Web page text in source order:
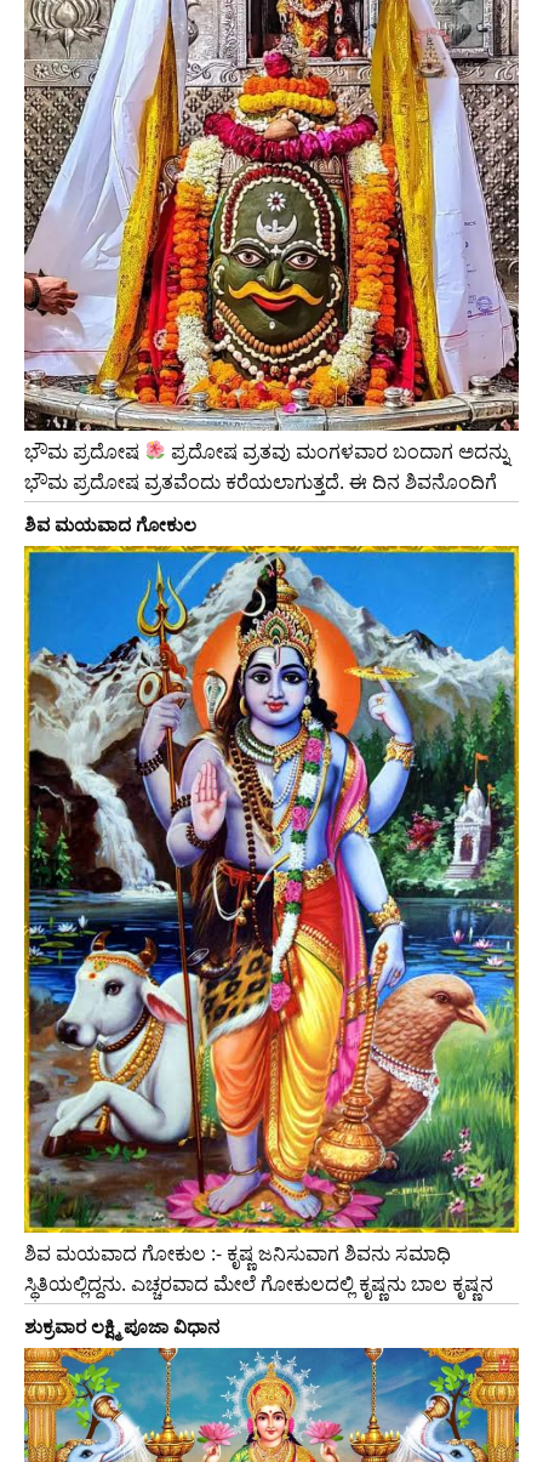
ಭೌಮ ಪ್ರದೋಷ
ಪ್ರದೋಷ ವ್ರತವು ಮಂಗಳವಾರ ಬಂದಾಗ ಅದನ್ನು
ಭೌಮ ಪ್ರದೋಷ ವ್ರತವೆಂದು ಕರೆಯಲಾಗುತ್ತದೆ. ಈ ದಿನ ಶಿವನೊಂದಿಗೆ
ಶಿವ ಮಯವಾದ ಗೋಕುಲ
ಶಿವ ಮಯವಾದ ಗೋಕುಲ :- ಕೃಷ್ಣ ಜನಿಸುವಾಗ ಶಿವನು ಸಮಾಧಿ
ಸ್ಥಿತಿಯಲ್ಲಿದ್ದನು. ಎಚ್ಚರವಾದ ಮೇಲೆ ಗೋಕುಲದಲ್ಲಿ ಕೃಷ್ಣನು ಬಾಲ ಕೃಷ್ಣನ
ಶುಕ್ರವಾರ ಲಕ್ಷ್ಮಿ ಪೂಜಾ ವಿಧಾನ